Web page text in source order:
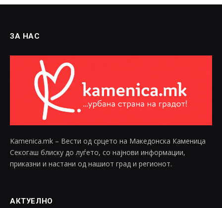
ЗА НАС
Kamenica.mk – Вести од срцето на Македонска Каменица
Секогаш блиску до луѓето, со најнови информации,
приказни и настани од нашиот град и регионот.
АКТУЕЛНО